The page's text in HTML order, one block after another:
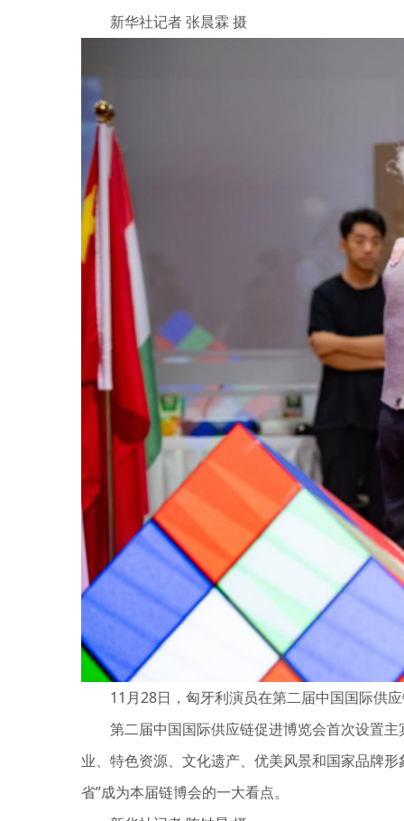
新华社记者 张晨霖 摄
11月28日，匈牙利演员在第二届中国国际供应
第二届中国国际供应链促进博览会首次设置主
业、特色资源、文化遗产、优美风景和国家品牌
省”成为本届链博会的一大看点。